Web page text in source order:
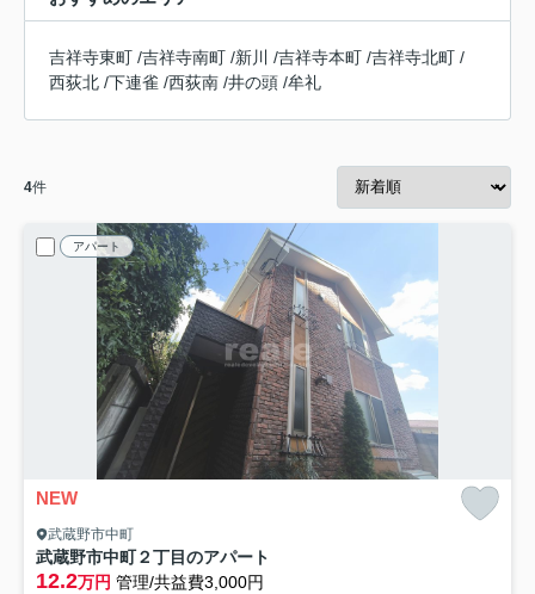
吉祥寺東町 /吉祥寺南町 /新川 /吉祥寺本町 /吉祥寺北町 /
西荻北 /下連雀 /西荻南 /井の頭 /牟礼
4件
アパート
NEW
武蔵野市中町
武蔵野市中町２丁目のアパート
12.2万円 管理/共益費3,000円